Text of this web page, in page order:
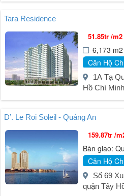
Tara Residence
51.85tr /m2
6,173 m2
Căn Hộ
1A Tạ
Hồ Chí Minh
D’. Le Roi Soleil - Quảng An
159.87tr /
Bàn giao:
Căn Hộ
Số 69
quận Tây